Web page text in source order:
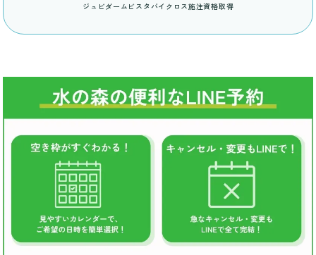
ジュビダームビスタバイクロス施注資格取得